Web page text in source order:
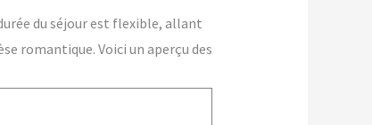
du séjour est flexible, allant
romantique. Voici un aperçu des